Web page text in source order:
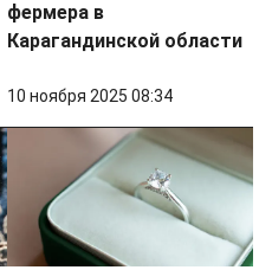
фермера в
Карагандинской области
10 ноября 2025 08:34